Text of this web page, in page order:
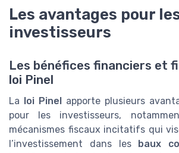
Les avantages pour
investisseurs
Les bénéfices financiers et
loi Pinel
La loi Pinel apporte plusieurs
pour les investisseurs,
mécanismes fiscaux incitatifs qui
l’investissement dans les baux